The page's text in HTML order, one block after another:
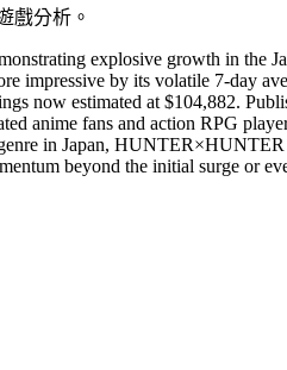
戲分析。
explosive growth in the
impressive by its volatile 7-day
now estimated at $104,882.
anime fans and action RPG
in Japan,
beyond the initial surge or